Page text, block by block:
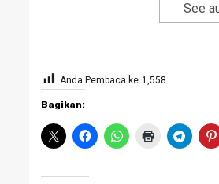
See
Anda Pembaca ke 1,558
Bagikan: